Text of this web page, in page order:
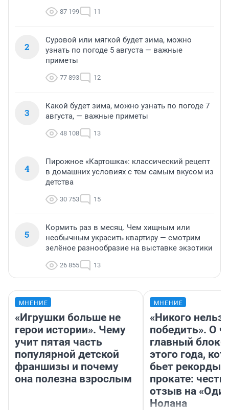
87 199 11
2
Суровой или мягкой будет зима, можно
узнать по погоде 5 августа — важные
приметы
77 893 12
3
Какой будет зима, можно узнать по погоде 7
августа, — важные приметы
48 108 13
4
Пирожное «Картошка»: классический рецепт
в домашних условиях с тем самым вкусом из
детства
30 753 15
5
Кормить раз в месяц. Чем хищным или
необычным украсить квартиру — смотрим
зелёное разнообразие на выставке экзотики
26 855 13
МНЕНИЕ
«Игрушки больше не
герои истории». Чему
учит пятая часть
популярной детской
франшизы и почему
она полезна взрослым
МНЕНИЕ
«Никого нельзя
победить». О
главный
этого года,
бьет рекорды в
прокате:
отзыв на
Нолана